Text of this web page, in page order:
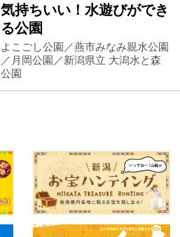
気持ちいい！水遊びができ
る公園
よこごし公園／燕市みなみ親水公園
／月岡公園／新潟県立 大潟水と森
公園